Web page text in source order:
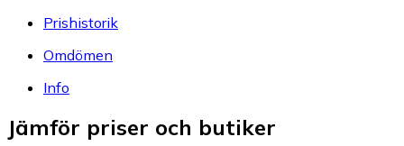
Prishistorik
Omdömen
Info
Jämför priser och butiker